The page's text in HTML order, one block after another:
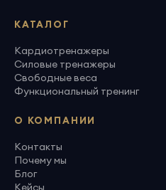
КАТАЛОГ
Кардиотренажеры
Силовые тренажеры
Свободные веса
Функциональный тренинг
О КОМПАНИИ
Контакты
Почему мы
Блог
Кейсы